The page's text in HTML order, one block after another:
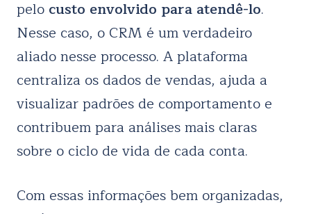
pelo custo envolvido para atendê-lo.
Nesse caso, o CRM é um verdadeiro
aliado nesse processo. A plataforma
centraliza os dados de vendas, ajuda a
visualizar padrões de comportamento e
contribuem para análises mais claras
sobre o ciclo de vida de cada conta.
Com essas informações bem organizadas,